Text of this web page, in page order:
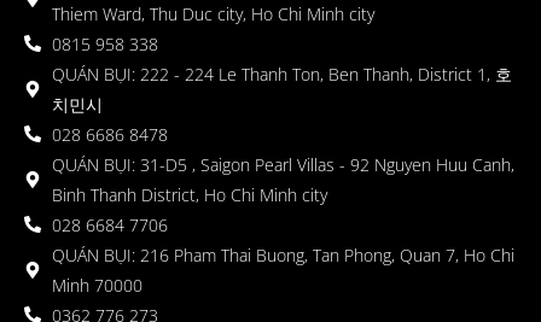
Thiem Ward, Thu Duc city, Ho Chi Minh city
0815 958 338
QUÁN BỤI: 222 - 224 Le Thanh Ton, Ben Thanh, District 1, 호
치민시
028 6686 8478
QUÁN BỤI: 31-D5 , Saigon Pearl Villas - 92 Nguyen Huu Canh,
Binh Thanh District, Ho Chi Minh city
028 6684 7706
QUÁN BỤI: 216 Pham Thai Buong, Tan Phong, Quan 7, Ho Chi
Minh 70000
0362 776 273